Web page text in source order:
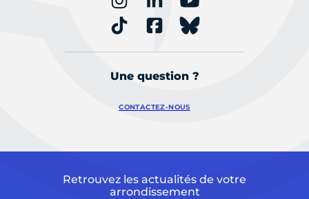
Une question ?
CONTACTEZ-NOUS
Retrouvez les actualités de votre
arrondissement